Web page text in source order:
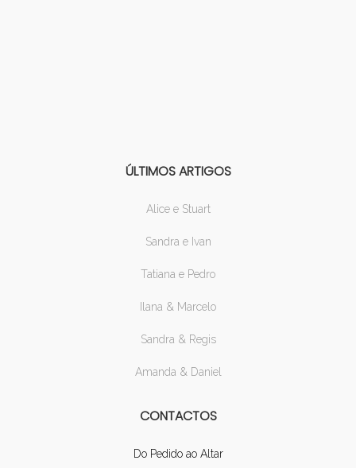
ÚLTIMOS ARTIGOS
Alice e Stuart
Sandra e Ivan
Tatiana e Pedro
Ilana & Marcelo
Sandra & Regis
Amanda & Daniel
CONTACTOS
Do Pedido ao Altar